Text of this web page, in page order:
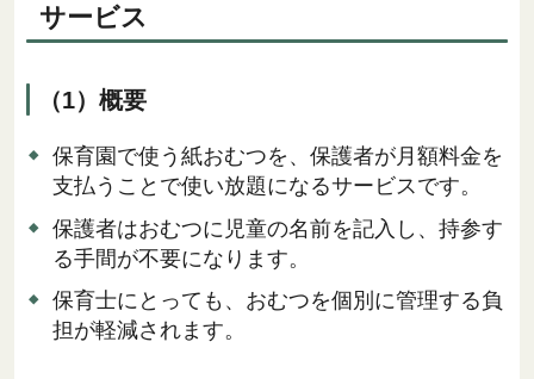
サービス
（1）概要
保育園で使う紙おむつを、保護者が月額料金を
支払うことで使い放題になるサービスです。
保護者はおむつに児童の名前を記入し、持参す
る手間が不要になります。
保育士にとっても、おむつを個別に管理する負
担が軽減されます。